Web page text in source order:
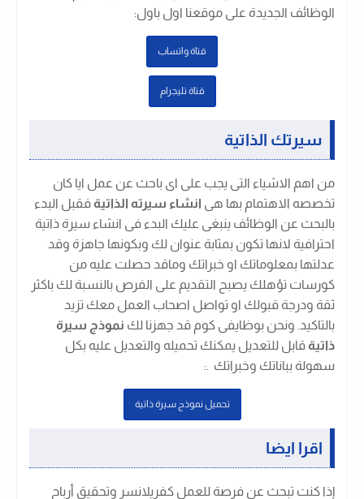
الوظائف الجديدة على موقعنا اول باول:
قتاة واتساب
قتاة تليجرام
سيرتك الذاتية
من اهم الاشياء التى يجب على اى باحث عن عمل ايا كان
تخصصه الاهتمام بها هى انشاء سيرته الذاتية فقبل البدء
بالبحث عن الوظائف ينبغى عليك البدء فى انشاء سيرة ذاتية
احترافية لانها تكون بمثابة عنوان لك وبكونها جاهزة وقد
عدلتها بمعلوماتك او خبراتك وماقد حصلت عليه من
كورسات تؤهلك يصبح التقديم على الفرص بالنسبة لك باكثر
ثقة ودرجة قبولك او تواصل اصحاب العمل معك تزيد
بالتاكيد. ونحن بوظايفى كوم قد جهزنا لك نموذج سيرة
ذاتية قابل للتعديل يمكنك تحميله والتعديل عليه بكل
سهولة بباناتك وخبراتك .:
تحميل نموذج سيرة ذاتية
اقرا ايضا
إذا كنت تبحث عن فرصة للعمل كفريلانسر وتحقيق أرباح